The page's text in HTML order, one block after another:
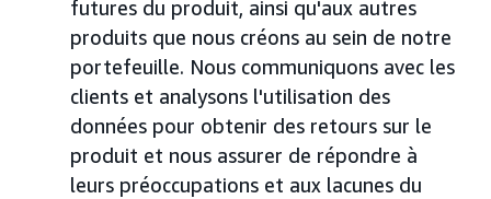
futures du produit, ainsi qu'aux autres
produits que nous créons au sein de notre
portefeuille. Nous communiquons avec les
clients et analysons l'utilisation des
données pour obtenir des retours sur le
produit et nous assurer de répondre à
leurs préoccupations et aux lacunes du